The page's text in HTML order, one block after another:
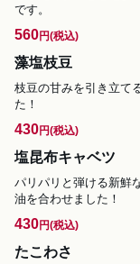
です。
560円(税込)
藻塩枝豆
枝豆の甘みを引き立て
た！
430円(税込)
塩昆布キャベツ
パリパリと弾ける新鮮
油を合わせました！
430円(税込)
たこわさ